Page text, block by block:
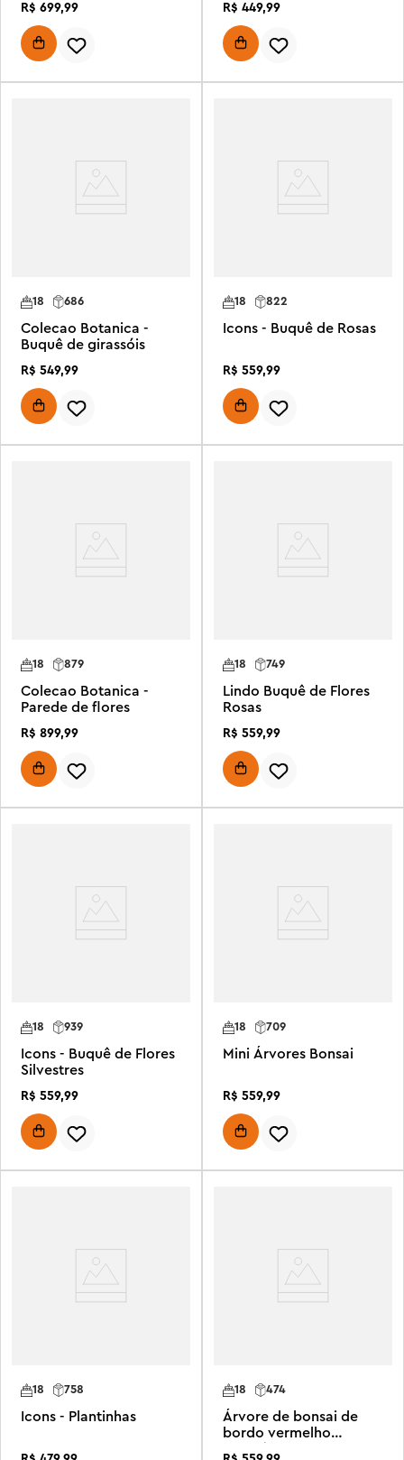
R$ 699,99 R$ 449,99
686
18
Colecao Botanica -
Buquê de girassóis
R$ 549,99
18 822
Icons - Buquê de Rosas
R$ 559,99
18 879
Colecao Botanica -
Parede de flores
R$ 899,99
749
18
Lindo Buquê de Flores
Rosas
R$ 559,99
939
18
Icons - Buquê de Flores
Silvestres
R$ 559,99
709
18
Mini Árvores Bonsai
R$ 559,99
18 758
Icons - Plantinhas
474
18
Árvore de bonsai de
bordo vermelho